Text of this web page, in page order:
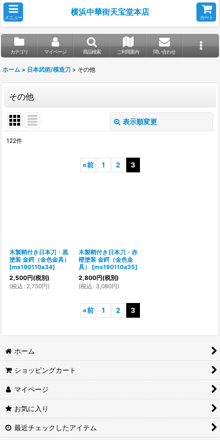
メニュー
横浜中華街天宝堂本店
カート
カテゴリ マイページ 商品検索 ご利用案内 問い合わせ
ホーム > 日本武術/模造刀 > その他
その他
表示順変更
122件
«前 1 2 3
木製鞘付き日本刀・黒
塗装 金鍔（金色金具）
[ms190110a34]
2,500円(税別)
(税込 : 2,750円)
木製鞘付き日本刀・赤
橙塗装 金鍔（金色金
具）
[ms190110a35]
2,800円(税別)
(税込 : 3,080円)
«前 1 2 3
ホーム
ショッピングカート
マイページ
お気に入り
最近チェックしたアイテム